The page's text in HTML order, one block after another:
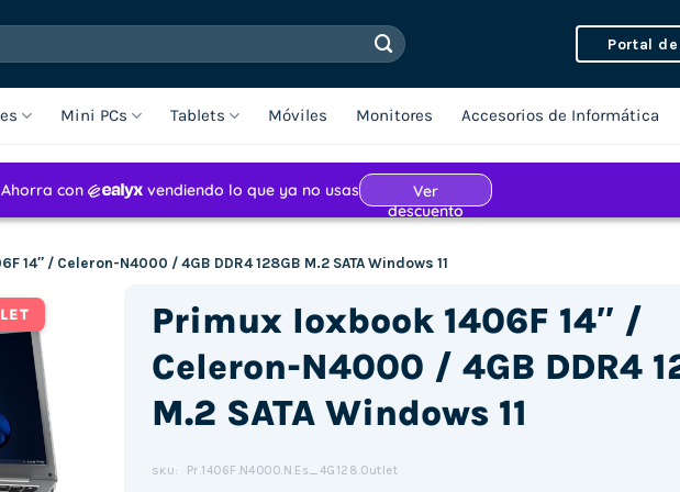
Portal
Mini PCs Tablets Móviles Monitores Accesorios de Informática
14″ / Celeron-N4000 / 4GB DDR4 128GB M.2 SATA Windows 11
Primux Ioxbook 1406F 14″ /
Celeron-N4000 / 4GB DDR4
M.2 SATA Windows 11
SKU: Pr.1406F.N4000.N.Es_4G128.Outlet